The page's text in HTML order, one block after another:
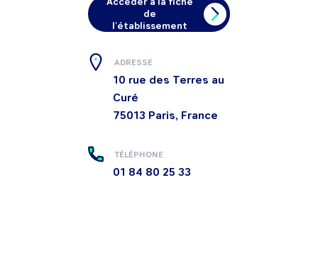
de
l'établissement
ADRESSE
10 rue des Terres au
Curé
75013 Paris, France
TÉLÉPHONE
01 84 80 25 33